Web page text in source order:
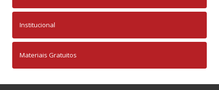
Institucional
Materiais Gratuitos